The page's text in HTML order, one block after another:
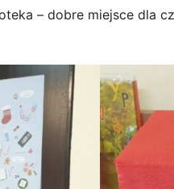
– dobre miejsce dla